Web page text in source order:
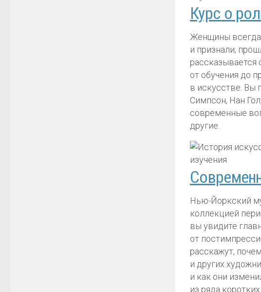
Курс о
Женщины всегда
и признали,
рассказывается
от обучения до
в искусстве. Вы
Симпсон, Нан
современные
другие.
Нью-Йоркский
коллекцией
вы увидите
от
расскажут,
и других
и как они
из ряда